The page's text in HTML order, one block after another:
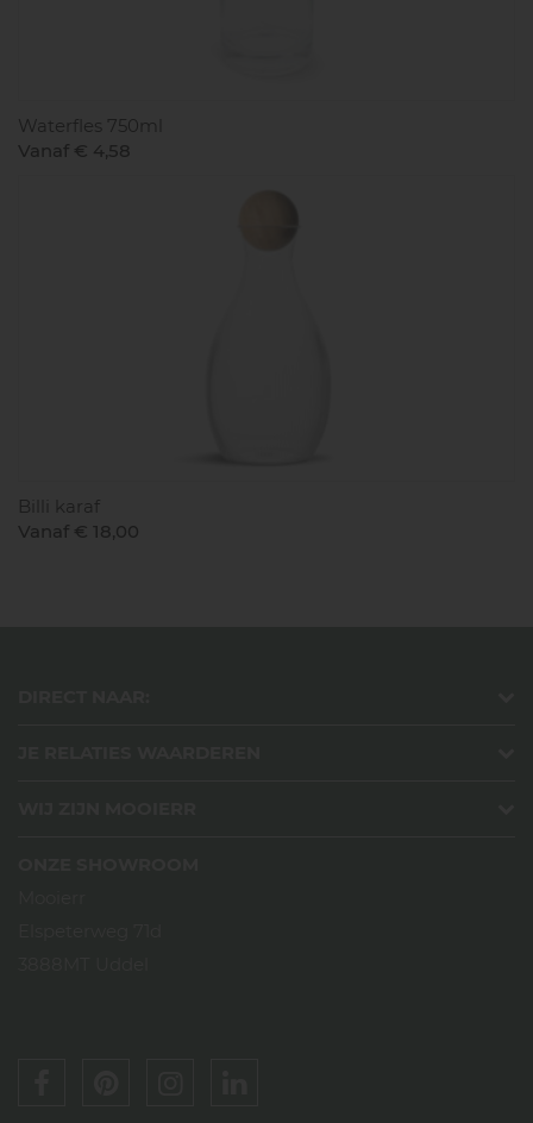
Waterfles 750ml
Vanaf € 4,58
Billi karaf
Vanaf € 18,00